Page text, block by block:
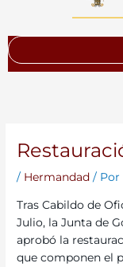
/ Hermandad / Por
Tras Cabildo de
Julio, la Junta de
aprobó la
que componen el